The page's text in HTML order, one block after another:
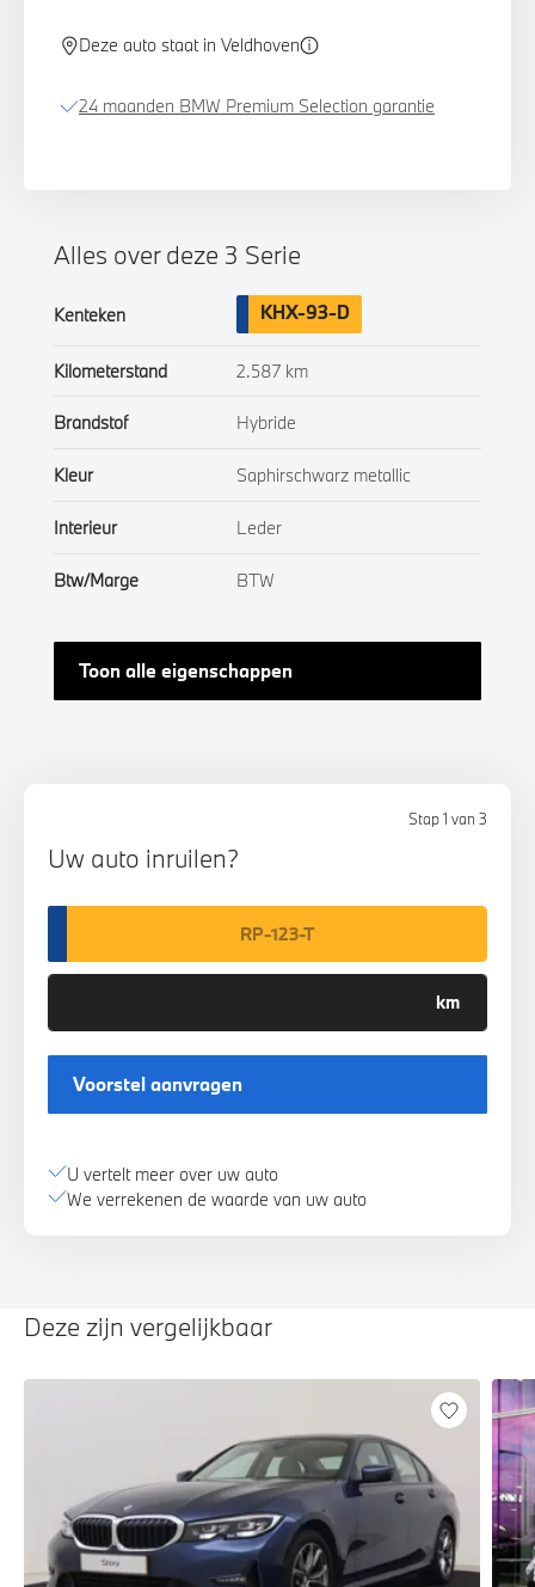
Deze auto staat in Veldhoven
24 maanden BMW Premium Selection garantie
Stap 1 van 3
Uw auto inruilen?
Voorstel aanvragen
U vertelt meer over uw auto
We verrekenen de waarde van uw auto
Alles over deze 3 Serie
Kenteken KHX-93-D
Kilometerstand 2.587 km
Brandstof Hybride
Kleur Saphirschwarz metallic
Interieur Leder
Btw/Marge BTW
Toon alle eigenschappen
Deze zijn vergelijkbaar